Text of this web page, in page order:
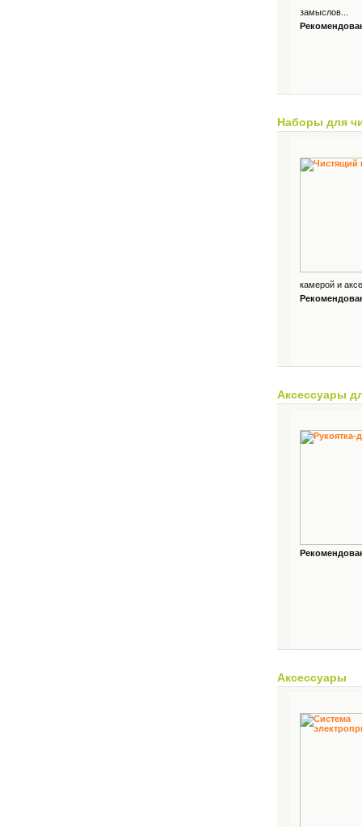
замыслов...
Наборы для
камерой и
Аксессуары
Аксессуары